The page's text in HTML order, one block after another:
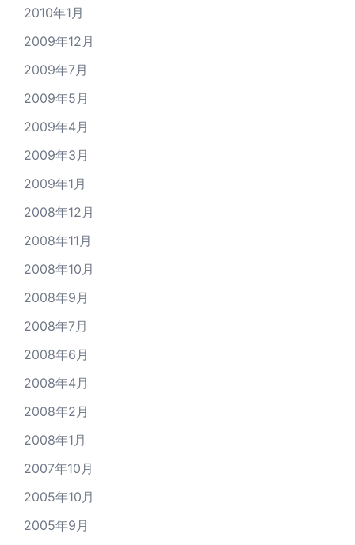
2010年1月
2009年12月
2009年7月
2009年5月
2009年4月
2009年3月
2009年1月
2008年12月
2008年11月
2008年10月
2008年9月
2008年7月
2008年6月
2008年4月
2008年2月
2008年1月
2007年10月
2005年10月
2005年9月